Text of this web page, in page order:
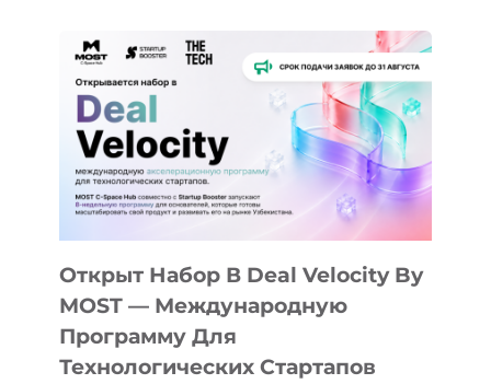
Открыт Набор В Deal Velocity By
MOST — Международную
Программу Для
Технологических Стартапов